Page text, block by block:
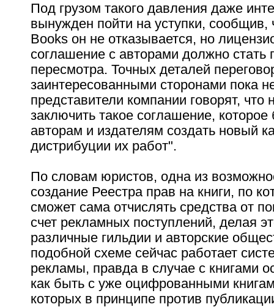
Под грузом такого давления даже
вынужден пойти на уступки, сообщив,
Books он не отказывается, но
соглашение с авторами должно стать
пересмотра. Точных деталей
заинтересованными сторонами пока
представители компании говорят, что
заключить такое соглашение,
авторам и издателям создать новый
дистрибуции их работ".
По словам юристов, одна из
создание Реестра прав на книги, по
сможет сама отчислять средства от
счет рекламных поступлений, делая
различные гильдии и авторские
подобной схеме сейчас работает
рекламы, правда в случае с книгами
как быть с уже оцифрованными
которых в принципе против